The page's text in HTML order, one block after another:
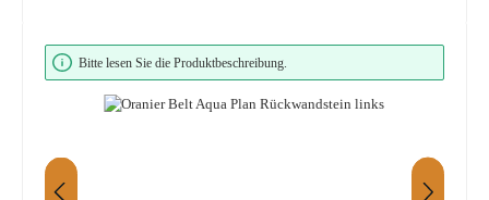
Bildergalerie überspringen
Bitte lesen Sie die Produktbeschreibung.